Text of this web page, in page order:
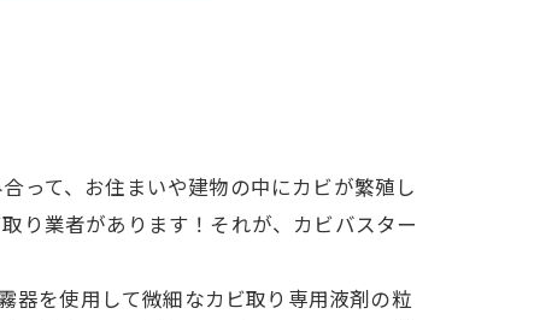
って、お住まいや建物の中にカビが繁殖し
り業者があります！それが、カビバスター
器を使用して微細なカビ取り専用液剤の粒